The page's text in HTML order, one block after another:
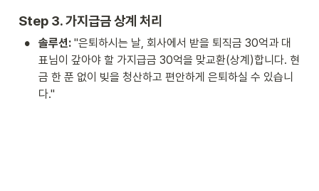
Step 3. 가지급금 상계 처리
• 솔루션: "은퇴하시는 날, 회사에서 받을 퇴직금 30억과 대
표님이 갚아야 할 가지급금 30억을 맞교환(상계)합니다. 현
금 한 푼 없이 빚을 청산하고 편안하게 은퇴하실 수 있습니
다."